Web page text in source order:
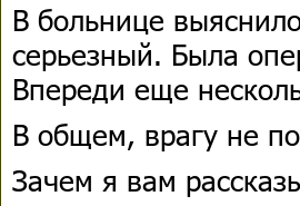
В больнице
серьезный. Была
Впереди еще
В общем, врагу не
Зачем я вам